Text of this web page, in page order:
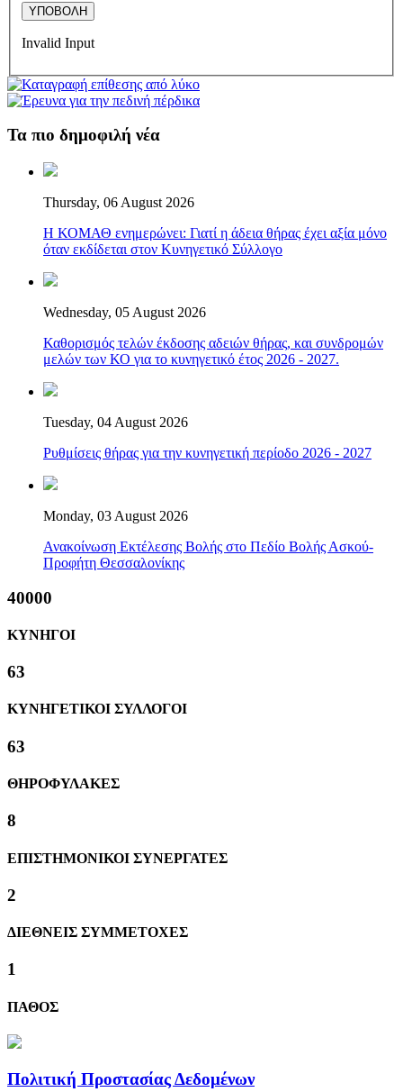
Invalid Input
Τα πιο δημοφιλή νέα
Thursday, 06 August 2026
Η ΚΟΜΑΘ ενημερώνει: Γιατί η άδεια θήρας έχει αξία μόνο
όταν εκδίδεται στον Κυνηγετικό Σύλλογο
Wednesday, 05 August 2026
Καθορισμός τελών έκδοσης αδειών θήρας, και συνδρομών
μελών των ΚΟ για το κυνηγετικό έτος 2026 - 2027.
Tuesday, 04 August 2026
Ρυθμίσεις θήρας για την κυνηγετική περίοδο 2026 - 2027
Monday, 03 August 2026
Ανακοίνωση Εκτέλεσης Βολής στο Πεδίο Βολής Ασκού-
Προφήτη Θεσσαλονίκης
40000
ΚΥΝΗΓΟΙ
63
ΚΥΝΗΓΕΤΙΚΟΙ ΣΥΛΛΟΓΟΙ
63
ΘΗΡΟΦΥΛΑΚΕΣ
8
ΕΠΙΣΤΗΜΟΝΙΚΟΙ ΣΥΝΕΡΓΑΤΕΣ
2
ΔΙΕΘΝΕΙΣ ΣΥΜΜΕΤΟΧΕΣ
1
ΠΑΘΟΣ
Πολιτική Προστασίας Δεδομένων